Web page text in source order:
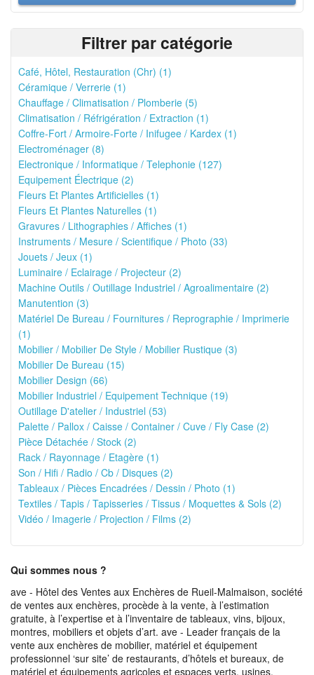
Filtrer par catégorie
Café, Hôtel, Restauration (Chr) (1)
Céramique / Verrerie (1)
Chauffage / Climatisation / Plomberie (5)
Climatisation / Réfrigération / Extraction (1)
Coffre-Fort / Armoire-Forte / Inifugee / Kardex (1)
Electroménager (8)
Electronique / Informatique / Telephonie (127)
Equipement Électrique (2)
Fleurs Et Plantes Artificielles (1)
Fleurs Et Plantes Naturelles (1)
Gravures / Lithographies / Affiches (1)
Instruments / Mesure / Scientifique / Photo (33)
Jouets / Jeux (1)
Luminaire / Eclairage / Projecteur (2)
Machine Outils / Outillage Industriel / Agroalimentaire (2)
Manutention (3)
Matériel De Bureau / Fournitures / Reprographie / Imprimerie
(1)
Mobilier / Mobilier De Style / Mobilier Rustique (3)
Mobilier De Bureau (15)
Mobilier Design (66)
Mobilier Industriel / Equipement Technique (19)
Outillage D'atelier / Industriel (53)
Palette / Pallox / Caisse / Container / Cuve / Fly Case (2)
Pièce Détachée / Stock (2)
Rack / Rayonnage / Etagère (1)
Son / Hifi / Radio / Cb / Disques (2)
Tableaux / Pièces Encadrées / Dessin / Photo (1)
Textiles / Tapis / Tapisseries / Tissus / Moquettes & Sols (2)
Vidéo / Imagerie / Projection / Films (2)
Qui sommes nous ?
ave - Hôtel des Ventes aux Enchères de Rueil-Malmaison, société
de ventes aux enchères, procède à la vente, à l’estimation
gratuite, à l’expertise et à l’inventaire de tableaux, vins, bijoux,
montres, mobiliers et objets d’art. ave - Leader français de la
vente aux enchères de mobilier, matériel et équipement
professionnel ‘sur site’ de restaurants, d’hôtels et bureaux, de
matériel et équipements agricoles et espaces verts, usines,